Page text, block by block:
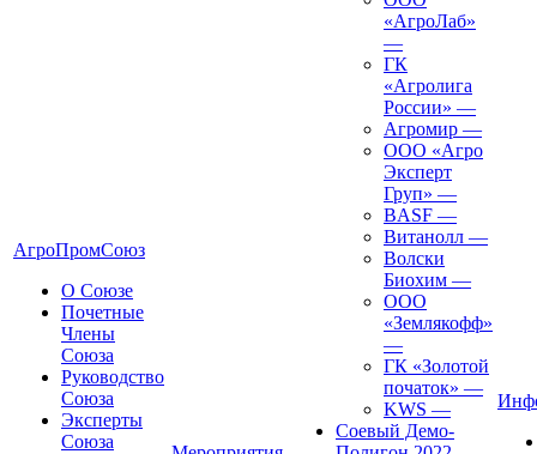
АгроПромСоюз
О Союзе
Почетные
Члены
Союза
Руководство
Союза
Эксперты
Союза
«АгроЛаб»
—
ГК
«Агролига
России» —
Агромир —
ООО «Агро
Эксперт
Груп» —
BASF —
Витанолл —
Волски
Биохим —
ООО
«Землякофф»
—
ГК «Золотой
початок» —
KWS —
Соевый Демо-